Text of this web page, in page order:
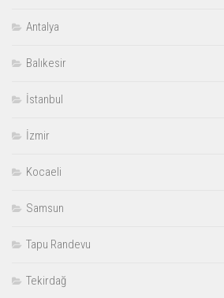
Antalya
Balıkesir
İstanbul
İzmir
Kocaeli
Samsun
Tapu Randevu
Tekirdağ